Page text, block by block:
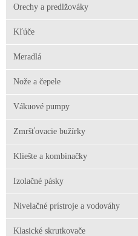
Orechy a predlžováky
Kľúče
Meradlá
Nože a čepele
Vákuové pumpy
Zmršťovacie bužírky
Kliešte a kombinačky
Izolačné pásky
Nivelačné prístroje a vodováhy
Klasické skrutkovače